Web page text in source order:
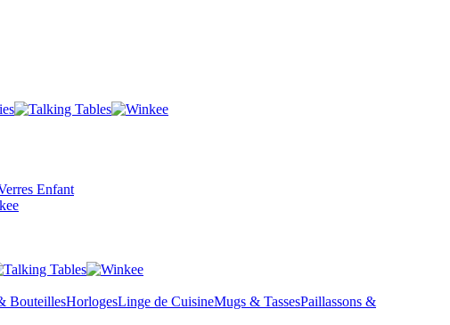
Enfant
BouteillesHorlogesLinge de CuisineMugs & TassesPaillassons &